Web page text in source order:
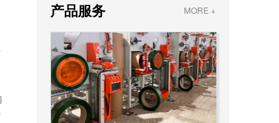
产品服务 MORE +